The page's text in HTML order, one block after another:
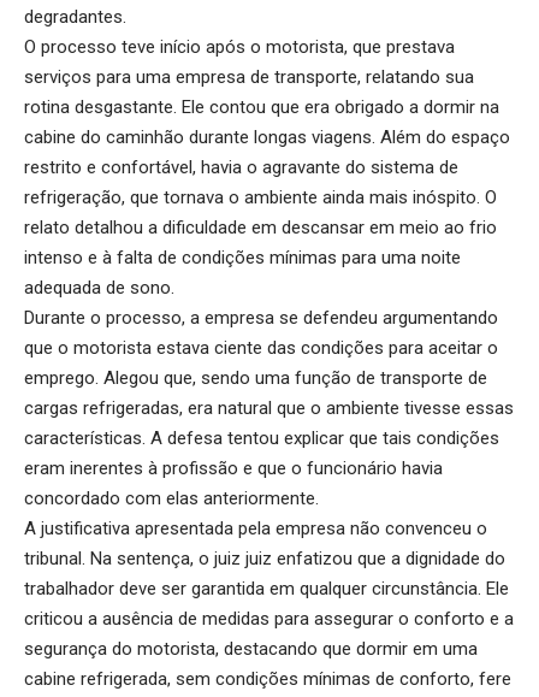
degradantes.
O processo teve início após o motorista, que prestava
serviços para uma empresa de transporte, relatando sua
rotina desgastante. Ele contou que era obrigado a dormir na
cabine do caminhão durante longas viagens. Além do espaço
restrito e confortável, havia o agravante do sistema de
refrigeração, que tornava o ambiente ainda mais inóspito. O
relato detalhou a dificuldade em descansar em meio ao frio
intenso e à falta de condições mínimas para uma noite
adequada de sono.
Durante o processo, a empresa se defendeu argumentando
que o motorista estava ciente das condições para aceitar o
emprego. Alegou que, sendo uma função de transporte de
cargas refrigeradas, era natural que o ambiente tivesse essas
características. A defesa tentou explicar que tais condições
eram inerentes à profissão e que o funcionário havia
concordado com elas anteriormente.
A justificativa apresentada pela empresa não convenceu o
tribunal. Na sentença, o juiz juiz enfatizou que a dignidade do
trabalhador deve ser garantida em qualquer circunstância. Ele
criticou a ausência de medidas para assegurar o conforto e a
segurança do motorista, destacando que dormir em uma
cabine refrigerada, sem condições mínimas de conforto, fere